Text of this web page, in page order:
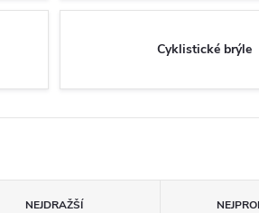
Cyklistické brýle
NEJDRAŽŠÍ